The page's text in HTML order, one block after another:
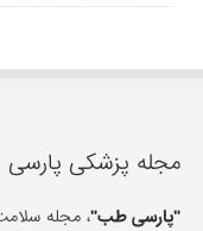
مجله پزشکی
"پارسی طب"، مجله